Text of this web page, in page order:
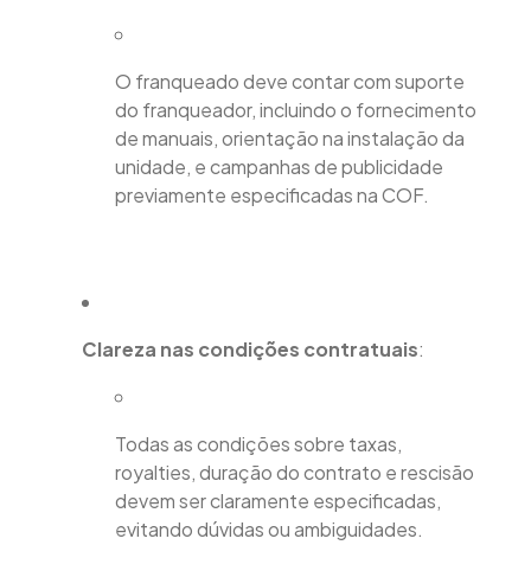
O franqueado deve contar com suporte
do franqueador, incluindo o fornecimento
de manuais, orientação na instalação da
unidade, e campanhas de publicidade
previamente especificadas na COF.
Clareza nas condições contratuais:
Todas as condições sobre taxas,
royalties, duração do contrato e rescisão
devem ser claramente especificadas,
evitando dúvidas ou ambiguidades.